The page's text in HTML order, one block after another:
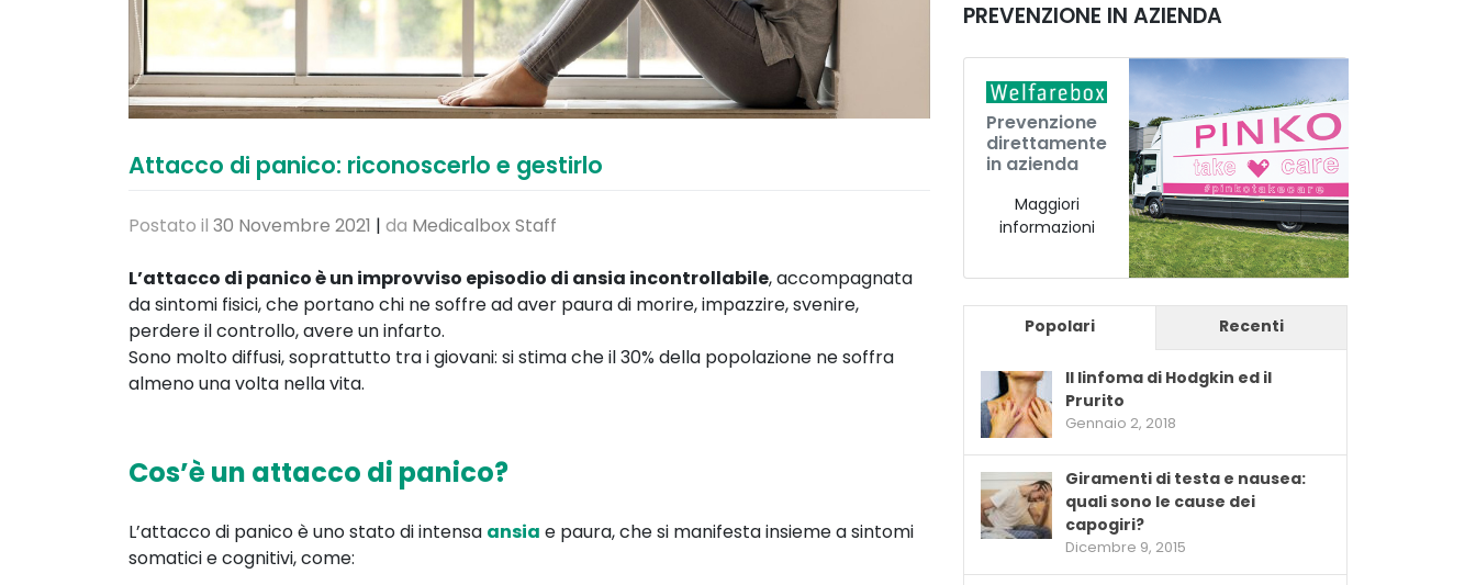
Attacco di panico: riconoscerlo e gestirlo
Postato il 30 Novembre 2021 | da Medicalbox Staff
L’attacco di panico è un improvviso episodio di ansia incontrollabile, accompagnata
da sintomi fisici, che portano chi ne soffre ad aver paura di morire, impazzire, svenire,
perdere il controllo, avere un infarto.
Sono molto diffusi, soprattutto tra i giovani: si stima che il 30% della popolazione ne soffra
almeno una volta nella vita.
Cos’è un attacco di panico?
L’attacco di panico è uno stato di intensa ansia e paura, che si manifesta insieme a sintomi
somatici e cognitivi, come:
PREVENZIONE IN AZIENDA
Prevenzione
direttamente
in azienda
Maggiori
informazioni
Popolari Recenti
Il linfoma di Hodgkin ed il
Prurito
Gennaio 2, 2018
Giramenti di testa e nausea:
quali sono le cause dei
capogiri?
Dicembre 9, 2015